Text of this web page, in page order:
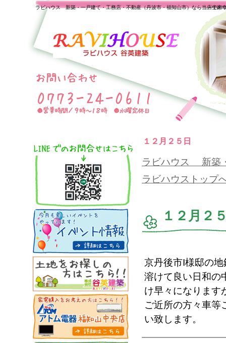
１２月２５日
一生の
ラビハウス 新築・一戸建て・工務店・不動産（丹波市・福知山市）なら当店で家
ラビハウス 新築
ラビハウストップ
１２月２
京丹後市I様邸の
溶けて良い日和の
け早々になります
ご近所の方々車等
い致します。